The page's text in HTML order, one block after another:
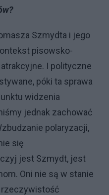
Szmydta i jego
pisowsko-
I polityczne
póki ta sprawa
widzenia
jednak zachować
polaryzacji,
się
jest Szmydt, jest
Oni nie są w stanie
rzeczywistość